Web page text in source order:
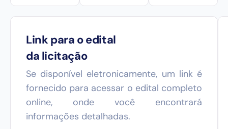
Link para o edital
da licitação
Se disponível eletronicamente, um link é
fornecido para acessar o edital completo
online, onde você encontrará
informações detalhadas.